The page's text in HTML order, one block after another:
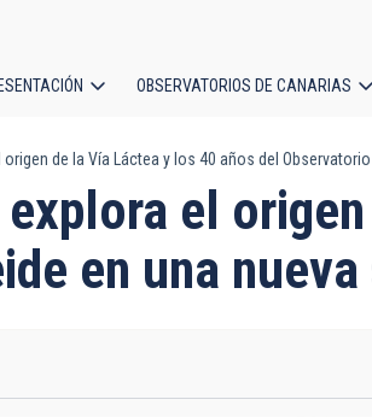
OBSERVATORIOS DE CANARIAS
origen de la Vía Láctea y los 40 años del
el
en una